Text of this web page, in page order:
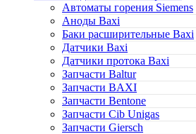
Автоматы горения Siemens
Аноды Baxi
Баки расширительные Baxi
Датчики Baxi
Датчики протока Baxi
Запчасти Baltur
Запчасти BAXI
Запчасти Bentone
Запчасти Cib Unigas
Запчасти Giersch